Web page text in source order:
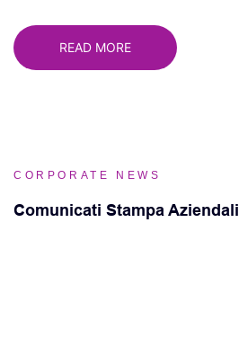
READ MORE
CORPORATE NEWS
Comunicati Stampa Aziendali